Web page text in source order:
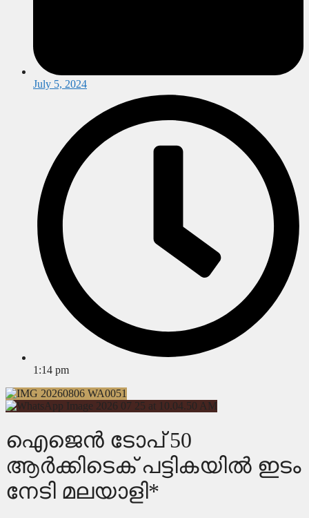
July 5, 2024
1:14 pm
ഐജെന്‍ ടോപ് 50
ആര്‍ക്കിടെക് പട്ടികയില്‍ ഇടം
നേടി മലയാളി*